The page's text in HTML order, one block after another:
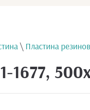
\ Пластина
1677,